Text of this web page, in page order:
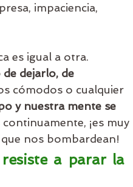
impaciencia,
es igual a otra.
dejarlo, de
cómodos o cualquier
y nuestra mente se
¡es muy
nos bombardean!
a parar la